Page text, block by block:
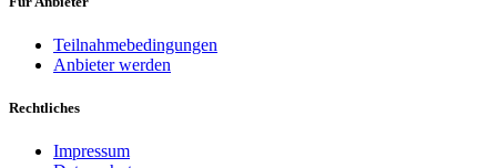
Teilnahmebedingungen
Anbieter werden
Rechtliches
Impressum